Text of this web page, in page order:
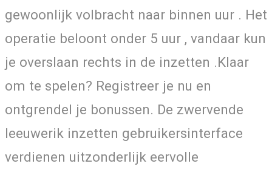
gewoonlijk volbracht naar binnen uur . Het
operatie beloont onder 5 uur , vandaar kun
je overslaan rechts in de inzetten .Klaar
om te spelen? Registreer je nu en
ontgrendel je bonussen. De zwervende
leeuwerik inzetten gebruikersinterface
verdienen uitzonderlijk eervolle